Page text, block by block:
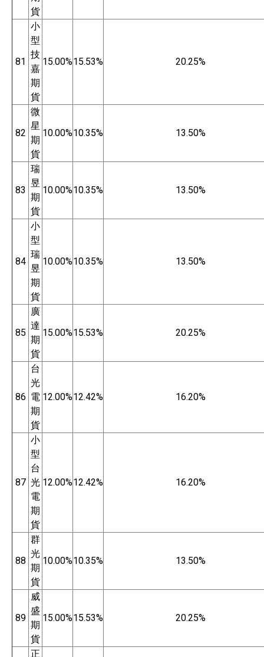
貨
81
小
型
技
嘉
期
貨
15.00%15.53% 20.25%
82
微
星
期
貨
10.00%10.35% 13.50%
83
瑞
昱
期
貨
10.00%10.35% 13.50%
84
小
型
瑞
昱
期
貨
10.00%10.35% 13.50%
85
廣
達
期
貨
15.00%15.53% 20.25%
86
台
光
電
期
貨
12.00%12.42% 16.20%
87
小
型
台
光
電
期
貨
12.00%12.42% 16.20%
88
群
光
期
貨
10.00%10.35% 13.50%
89
威
盛
期
貨
15.00%15.53% 20.25%
正